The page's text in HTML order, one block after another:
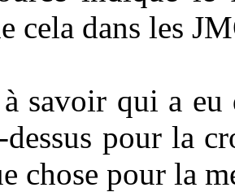
cela dans les
savoir qui a
pour la
chose pour la